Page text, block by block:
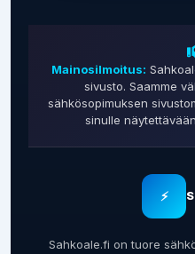
Mainosilmoitus:
sivusto. Saamme
sähkösopimuksen
sinulle
⚡
Sahkoale.fi on tuore